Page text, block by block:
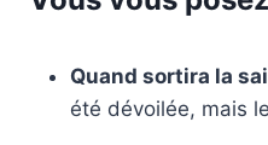
Quand sortira la
été dévoilée, mais